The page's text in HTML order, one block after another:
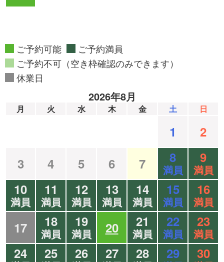
ご予約可能
ご予約満員
ご予約不可（空き枠確認のみできます）
休業日
2026年8月
月 火 水 木 金 土 日
1
2
3
4 5 6 7 8
満員
9
満員
10
満員
11
満員
12
満員
13
満員
14
満員
15
満員
16
満員
17 18
満員
19
満員 20 21
満員
22
満員
23
満員
24 25 26 27 28 29 30